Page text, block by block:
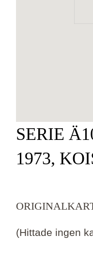
SERIE
1973,
(Hittade ingen